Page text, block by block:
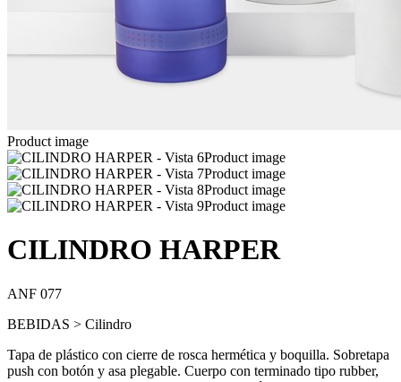
Product image
Product image
Product image
Product image
Product image
CILINDRO HARPER
ANF 077
BEBIDAS > Cilindro
Tapa de plástico con cierre de rosca hermética y boquilla. Sobretapa
push con botón y asa plegable. Cuerpo con terminado tipo rubber,